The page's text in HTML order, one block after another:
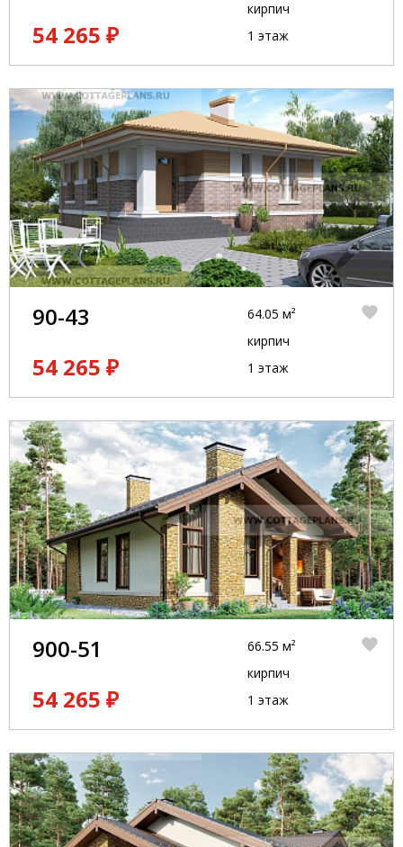
54 265 ₽
кирпич
1 этаж
90-43
54 265 ₽
64.05 м²
кирпич
1 этаж
900-51
54 265 ₽
66.55 м²
кирпич
1 этаж